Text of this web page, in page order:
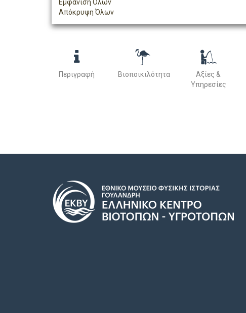
Εμφάνιση Όλων
Απόκρυψη Όλων
Περιγραφή Βιοποικιλότητα
Αξίες &
Υπηρεσίες